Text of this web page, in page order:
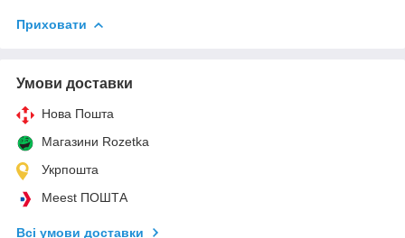
Приховати
Умови доставки
Нова Пошта
Магазини Rozetka
Укрпошта
Meest ПОШТА
Всі умови доставки